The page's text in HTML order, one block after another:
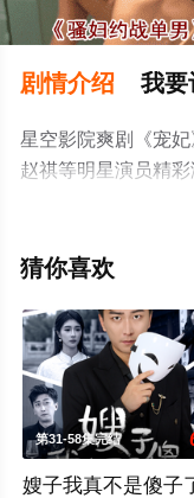
剧情介绍 我要
星空影院爽剧《宠
赵祺等明星演员精
已揭晓（全集），
电视猫或剧情网等平
。
猜你喜欢
第31-58集完结
嫂子我真不是傻子